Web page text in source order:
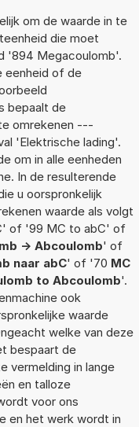
om de waarde in te
die moet
'894 Megacoulomb'.
eenheid of de
bepaalt de
omrekenen ---
'Elektrische lading'.
om in alle eenheden
In de resulterende
u oorspronkelijk
waarde als volgt
of '99 MC to abC' of
-> Abcoulomb' of
naar abC' of '70 MC
to Abcoulomb'.
ook
waarde
welke van deze
bespaart de
vermelding in lange
en talloze
voor ons
en het werk wordt in